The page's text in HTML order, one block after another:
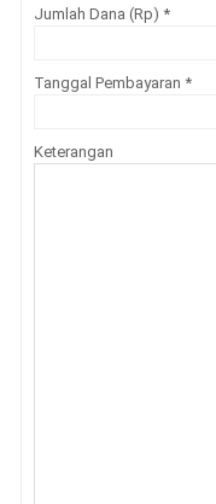
Jumlah Dana (Rp) *
Tanggal Pembayaran *
Keterangan